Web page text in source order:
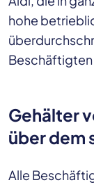
hohe
Gehälter
über dem
Alle